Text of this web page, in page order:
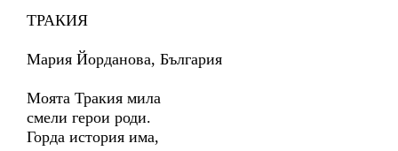
ТРАКИЯ
Мария Йорданова, България
Моята Тракия мила
смели герои роди.
Горда история има,